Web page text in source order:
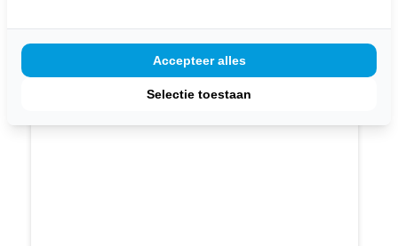
Selectie toestaan
Accepteer alles